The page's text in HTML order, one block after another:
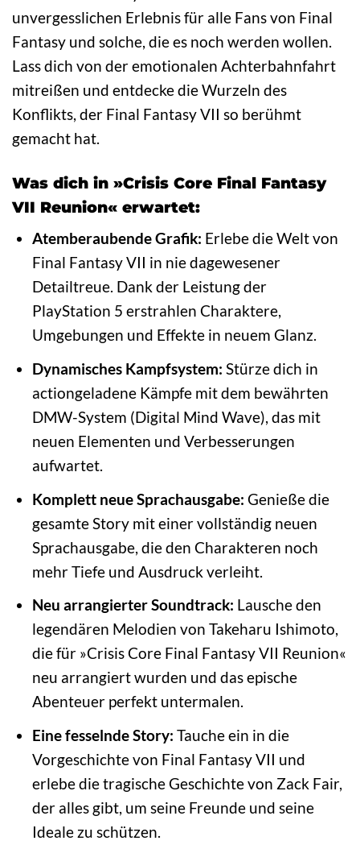
unvergesslichen Erlebnis für alle Fans von Final
Fantasy und solche, die es noch werden wollen.
Lass dich von der emotionalen Achterbahnfahrt
mitreißen und entdecke die Wurzeln des
Konflikts, der Final Fantasy VII so berühmt
gemacht hat.
Was dich in »Crisis Core Final Fantasy
VII Reunion« erwartet:
Atemberaubende Grafik: Erlebe die Welt von
Final Fantasy VII in nie dagewesener
Detailtreue. Dank der Leistung der
PlayStation 5 erstrahlen Charaktere,
Umgebungen und Effekte in neuem Glanz.
Dynamisches Kampfsystem: Stürze dich in
actiongeladene Kämpfe mit dem bewährten
DMW-System (Digital Mind Wave), das mit
neuen Elementen und Verbesserungen
aufwartet.
Komplett neue Sprachausgabe: Genieße die
gesamte Story mit einer vollständig neuen
Sprachausgabe, die den Charakteren noch
mehr Tiefe und Ausdruck verleiht.
Neu arrangierter Soundtrack: Lausche den
legendären Melodien von Takeharu Ishimoto,
die für »Crisis Core Final Fantasy VII Reunion«
neu arrangiert wurden und das epische
Abenteuer perfekt untermalen.
Eine fesselnde Story: Tauche ein in die
Vorgeschichte von Final Fantasy VII und
erlebe die tragische Geschichte von Zack Fair,
der alles gibt, um seine Freunde und seine
Ideale zu schützen.